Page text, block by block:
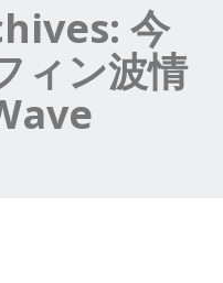
今
ィン波情